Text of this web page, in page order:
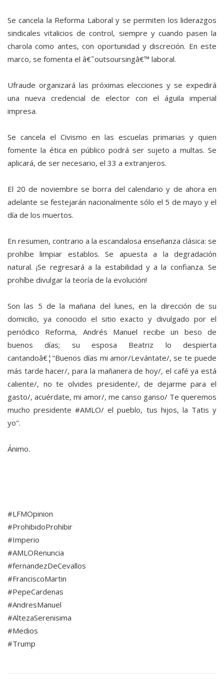
Se cancela la Reforma Laboral y se permiten los liderazgos
sindicales vitalicios de control, siempre y cuando pasen la
charola como antes, con oportunidad y discreción. En este
marco, se fomenta el â€˜outsoursingâ€™ laboral.
Ufraude organizará las próximas elecciones y se expedirá
una nueva credencial de elector con el águila imperial
impresa.
Se cancela el Civismo en las escuelas primarias y quien
fomente la ética en público podrá ser sujeto a multas. Se
aplicará, de ser necesario, el 33 a extranjeros.
El 20 de noviembre se borra del calendario y de ahora en
adelante se festejarán nacionalmente sólo el 5 de mayo y el
día de los muertos.
En resumen, contrario a la escandalosa enseñanza clásica: se
prohíbe limpiar establos. Se apuesta a la degradación
natural. ¡Se regresará a la estabilidad y a la confianza. Se
prohíbe divulgar la teoría de la evolución!
Son las 5 de la mañana del lunes, en la dirección de su
domicilio, ya conocido el sitio exacto y divulgado por el
periódico Reforma, Andrés Manuel recibe un beso de
buenos días; su esposa Beatriz lo despierta
cantandoâ€¦"Buenos días mi amor/Levántate/, se te puede
más tarde hacer/, para la mañanera de hoy/, el café ya está
caliente/, no te olvides presidente/, de dejarme para el
gasto/, acuérdate, mi amor/, me canso ganso/ Te queremos
mucho presidente #AMLO/ el pueblo, tus hijos, la Tatis y
yo".
Ánimo.
#LFMOpinion
#ProhibidoProhibir
#Imperio
#AMLORenuncia
#fernandezDeCevallos
#FranciscoMartin
#PepeCardenas
#AndresManuel
#AltezaSerenisima
#Medios
#Trump